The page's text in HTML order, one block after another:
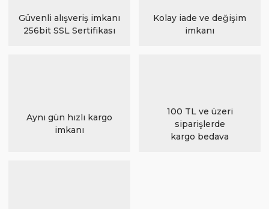
Güvenli alışveriş imkanı
256bit SSL Sertifikası
Kolay iade ve değişim
imkanı
Aynı gün hızlı kargo
imkanı
100 TL ve üzeri
siparişlerde
kargo bedava